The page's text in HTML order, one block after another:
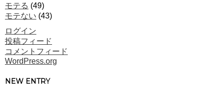
モテる (49)
モテない (43)
ログイン
投稿フィード
コメントフィード
WordPress.org
NEW ENTRY